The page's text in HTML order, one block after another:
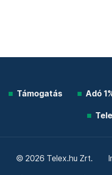
Támogatás Adó
© 2026 Telex.hu Zrt.